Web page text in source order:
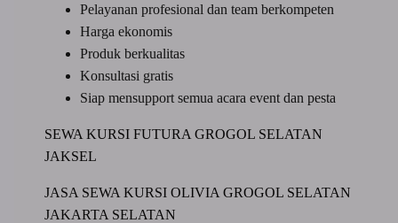
Pelayanan profesional dan team berkompeten
Harga ekonomis
Produk berkualitas
Konsultasi gratis
Siap mensupport semua acara event dan pesta
SEWA KURSI FUTURA GROGOL SELATAN
JAKSEL
JASA SEWA KURSI OLIVIA GROGOL SELATAN
JAKARTA SELATAN